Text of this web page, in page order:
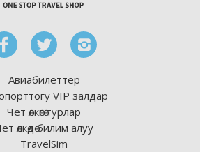
Авиабилеттер
VIP залдар
Чет өлкөгө турлар
өлкөдө билим алуу
TravelSim